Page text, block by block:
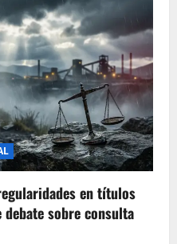
en títulos
sobre consulta